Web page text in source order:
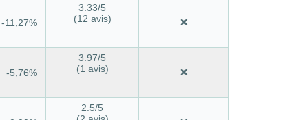
-11,27%
3.33/5
(12 avis)
❌
-5,76%
3.97/5
(1 avis)
❌
2.5/5